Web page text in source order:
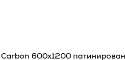
600x1200